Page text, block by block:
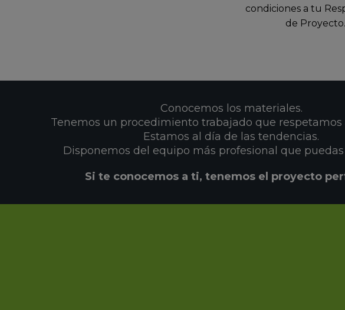
condiciones a tu
de Proyecto.
Conocemos los materiales.
Tenemos un procedimiento trabajado que
Estamos al día de las tendencias.
Disponemos del equipo más profesional que
Si te conocemos a ti, tenemos el proyecto